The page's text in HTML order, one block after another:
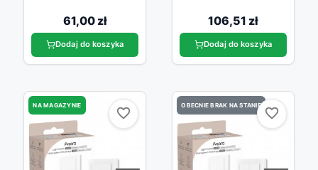
61,00 zł
Dodaj do koszyka
106,51 zł
Dodaj do koszyka
NA MAGAZYNIE
favorite_border
favorite_border
OBECNIE BRAK NA STANIE
favorite_border
favorite_border